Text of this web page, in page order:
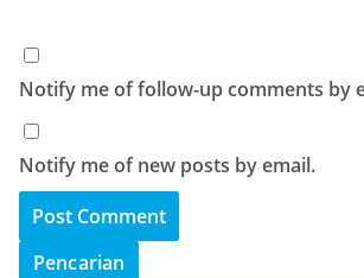
Notify me of follow-up comments by
Notify me of new posts by email.
Pencarian